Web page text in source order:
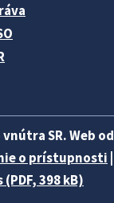
SR. Web od
o prístupnosti
398 kB)